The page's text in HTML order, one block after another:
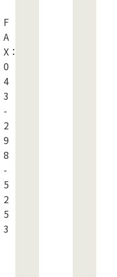
F
A
X：
0
4
3
-
2
9
8
-
5
2
5
3